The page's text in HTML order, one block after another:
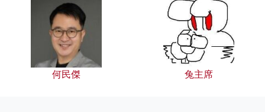
何民傑 兔主席